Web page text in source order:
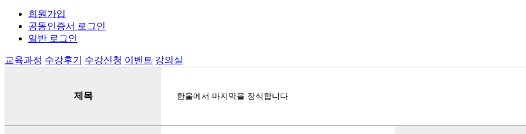
회원가입
공동인증서 로그인
일반 로그인
교육과정 수강후기 수강신청 이벤트 강의실
제목 한울에서 마지막을 장식합니다